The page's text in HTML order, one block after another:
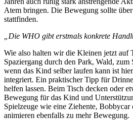
Atem bringen. Die Bewegung sollte
stattfinden.
„Die WHO gibt erstmals konkrete
Wie also halten wir die Kleinen jetzt auf
Spaziergang durch den Park, Wald,
wenn das Kind selber laufen kann ist
integriert. Ein praktischer Tipp für
helfen lassen. Beim Tisch decken oder
Bewegung für das Kind und
Spielzeuge wie eine Ziehente, Bobbycar
animieren ebenfalls zu mehr Bewegung.